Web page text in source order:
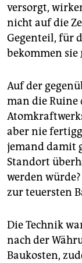
versorgt,
nicht auf die
Gegenteil, für
bekommen sie
Auf der
man die Ruine
aber nie
jemand damit
Standort
werden
zur teuersten
Die Technik
nach der
Baukosten,